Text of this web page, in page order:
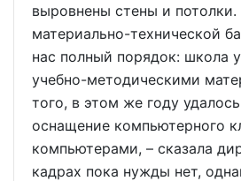
выровнены стены и потолки.
материально-технической
нас полный порядок: школа
учебно-методическими
того, в этом же году
оснащение компьютерного
компьютерами, – сказала
кадрах пока нужды нет,